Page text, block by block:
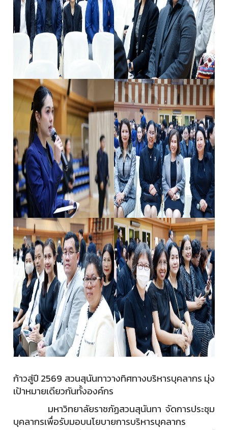
ก้าวสู่ปี 2569 สวนสุนันทาวางทิศทางบริหารบุคลากร มุ่ง
เป้าหมายเดียวกันทั้งองค์กร
มหาวิทยาลัยราชภัฏสวนสุนันทา จัดการประชุม
บุคลากรเพื่อรับมอบนโยบายการบริหารบุคลากร